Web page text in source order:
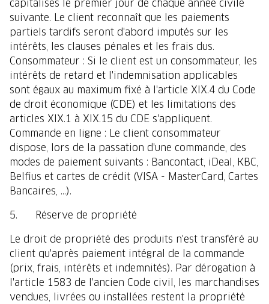
capitalisés le premier jour de chaque année civile
suivante. Le client reconnaît que les paiements
partiels tardifs seront d'abord imputés sur les
intérêts, les clauses pénales et les frais dus.
Consommateur : Si le client est un consommateur, les
intérêts de retard et l'indemnisation applicables
sont égaux au maximum fixé à l'article XIX.4 du Code
de droit économique (CDE) et les limitations des
articles XIX.1 à XIX.15 du CDE s'appliquent.
Commande en ligne : Le client consommateur
dispose, lors de la passation d'une commande, des
modes de paiement suivants : Bancontact, iDeal, KBC,
Belfius et cartes de crédit (VISA - MasterCard, Cartes
Bancaires, ...).
5. Réserve de propriété
Le droit de propriété des produits n'est transféré au
client qu'après paiement intégral de la commande
(prix, frais, intérêts et indemnités). Par dérogation à
l'article 1583 de l'ancien Code civil, les marchandises
vendues, livrées ou installées restent la propriété